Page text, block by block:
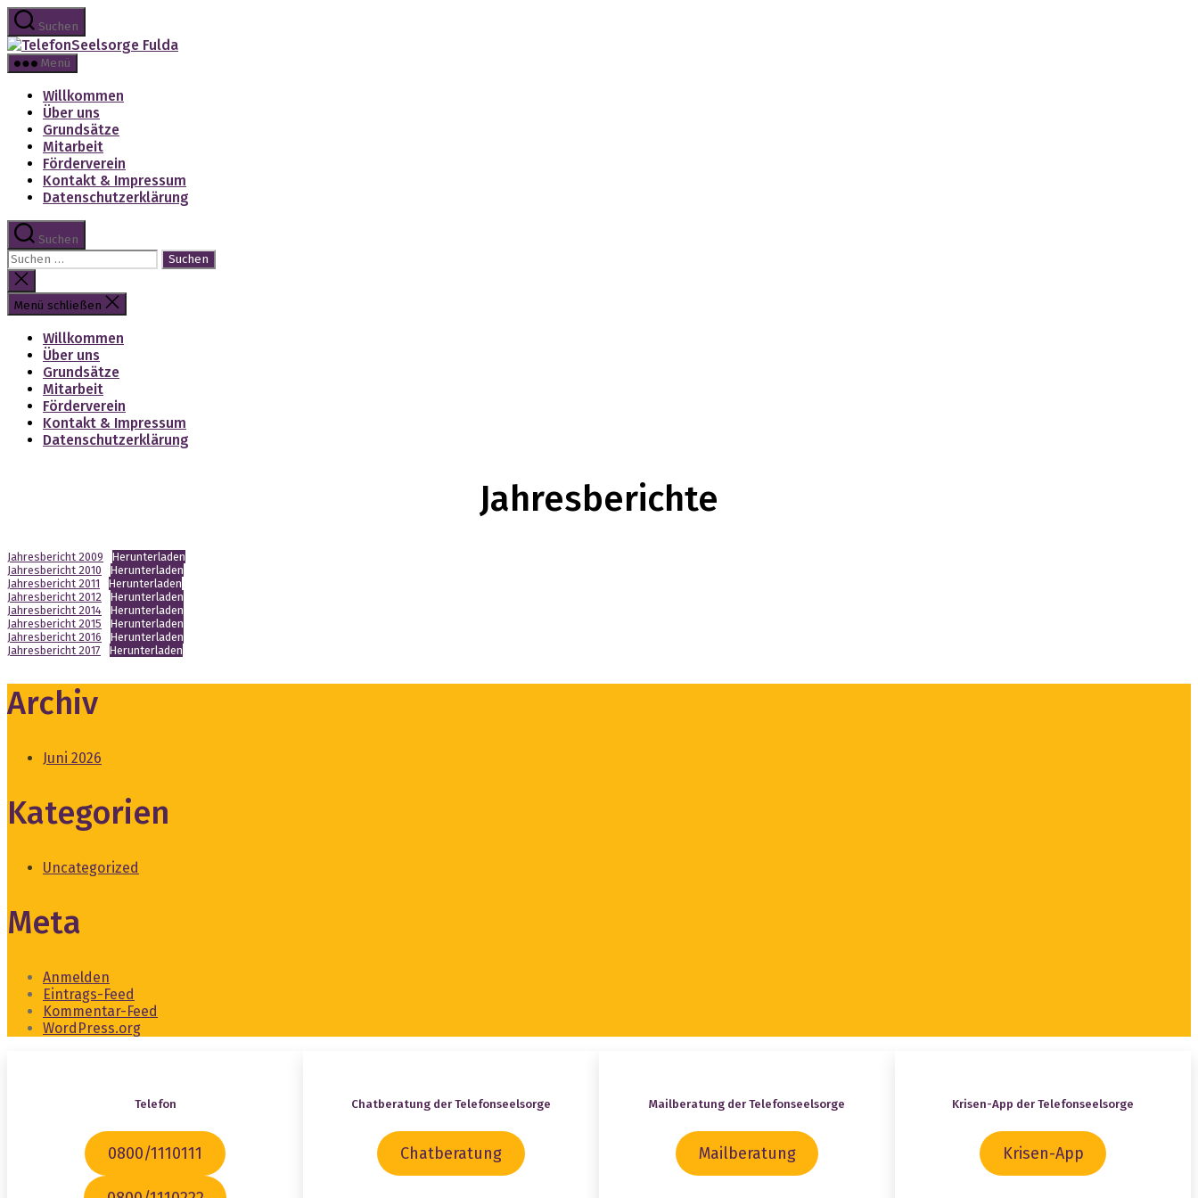
Zum
Inhalt
springen
Suchen
TelefonSeelsorge
Menü
Willkommen
Über uns
Grundsätze
Mitarbeit
Förderverein
Kontakt & Impressum
Datenschutzerklärung
Suchen
Suchen
nach:
Suche
schließen
Menü schließen
Willkommen
Über uns
Grundsätze
Mitarbeit
Förderverein
Kontakt & Impressum
Datenschutzerklärung
Jahresberichte
Jahresbericht 2009
Herunterladen
Jahresbericht 2010
Herunterladen
Jahresbericht 2011
Herunterladen
Jahresbericht 2012
Herunterladen
Jahresbericht 2014
Herunterladen
Jahresbericht 2015
Herunterladen
Jahresbericht 2016
Herunterladen
Jahresbericht 2017
Herunterladen
Archiv
Juni 2026
Kategorien
Uncategorized
Meta
Anmelden
Eintrags-Feed
Kommentar-Feed
WordPress.org
Telefon
0800/1110111
Chatberatung der Telefonseelsorge
Chatberatung
Mailberatung der Telefonseelsorge
Mailberatung
Krisen-App der Telefonseelsorge
Krisen-App